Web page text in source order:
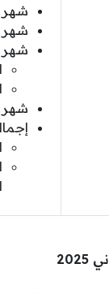
شهر
شهر
شهر
شهر